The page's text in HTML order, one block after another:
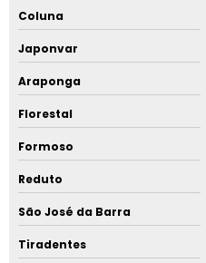
Coluna
Japonvar
Araponga
Florestal
Formoso
Reduto
São José da Barra
Tiradentes